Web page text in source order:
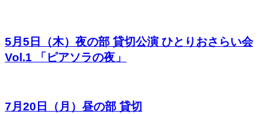
5月5日（木）夜の部 貸切公演 ひとりおさらい会
Vol.1 「ピアソラの夜」
7月20日（月）昼の部 貸切